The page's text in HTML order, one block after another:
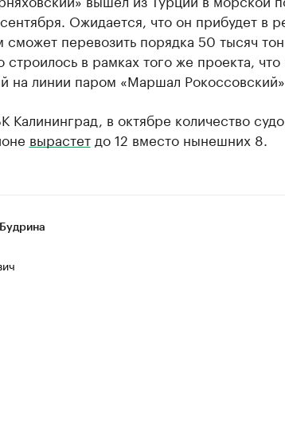
Ожидается, что он прибудет в
перевозить порядка 50 тысяч
строилось в рамках того же проекта,
на линии паром «Маршал
Калининград, в октябре количество
вырастетдо 12 вместо нынешних 8.